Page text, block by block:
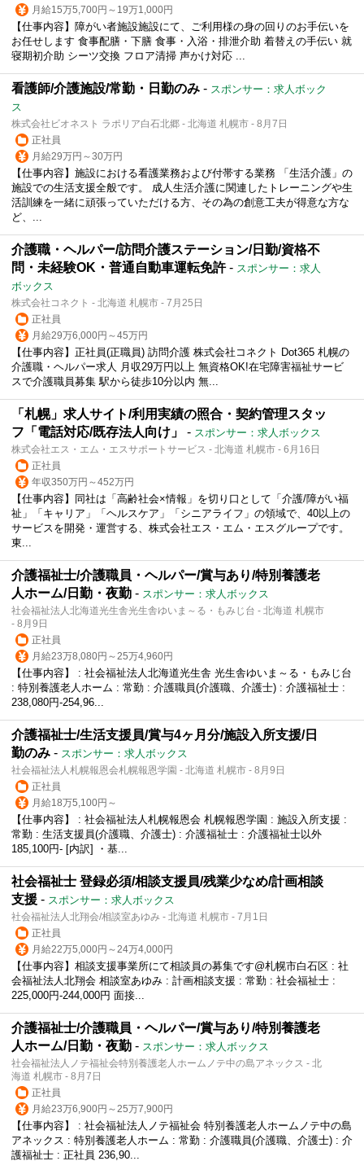
月給15万5,700円～19万1,000円
【仕事内容】障がい者施設施設にて、ご利用様の身の回りのお手伝いを
お任せします 食事配膳・下膳 食事・入浴・排泄介助 着替えの手伝い 就
寝期初介助 シーツ交換 フロア清掃 声かけ対応 ...
看護師/介護施設/常勤・日勤のみ - スポンサー：求人ボック
ス
株式会社ビオネスト ラポリア白石北郷 - 北海道 札幌市 - 8月7日
正社員
月給29万円～30万円
【仕事内容】施設における看護業務および付帯する業務 「生活介護」の
施設での生活支援全般です。 成人生活介護に関連したトレーニングや生
活訓練を一緒に頑張っていただける方、その為の創意工夫が得意な方な
ど、...
介護職・ヘルパー/訪問介護ステーション/日勤/資格不
問・未経験OK・普通自動車運転免許- スポンサー：求人
ボックス
株式会社コネクト - 北海道 札幌市 - 7月25日
正社員
月給29万6,000円～45万円
【仕事内容】正社員(正職員) 訪問介護 株式会社コネクト Dot365 札幌の
介護職・ヘルパー求人 月収29万円以上 無資格OK!在宅障害福祉サービ
スで介護職員募集 駅から徒歩10分以内 無...
「札幌」求人サイト/利用実績の照合・契約管理スタッ
フ「電話対応/既存法人向け」
- スポンサー：求人ボックス
株式会社エス・エム・エスサポートサービス - 北海道 札幌市 - 6月16日
正社員
年収350万円～452万円
【仕事内容】同社は「高齢社会×情報」を切り口として「介護/障がい福
祉」「キャリア」「ヘルスケア」「シニアライフ」の領域で、40以上の
サービスを開発・運営する、株式会社エス・エム・エスグループです。
東...
介護福祉士/介護職員・ヘルパー/賞与あり/特別養護老
人ホーム/日勤・夜勤 - スポンサー：求人ボックス
社会福祉法人北海道光生舎光生舎ゆいま～る・もみじ台 - 北海道 札幌市
- 8月9日
正社員
月給23万8,080円～25万4,960円
【仕事内容】 : 社会福祉法人北海道光生舎 光生舎ゆいま～る・もみじ台
: 特別養護老人ホーム : 常勤 : 介護職員(介護職、介護士) : 介護福祉士 :
238,080円-254,96...
介護福祉士/生活支援員/賞与4ヶ月分/施設入所支援/日
勤のみ - スポンサー：求人ボックス
社会福祉法人札幌報恩会札幌報恩学園 - 北海道 札幌市 - 8月9日
正社員
月給18万5,100円～
【仕事内容】 : 社会福祉法人札幌報恩会 札幌報恩学園 : 施設入所支援 :
常勤 : 生活支援員(介護職、介護士) : 介護福祉士 : 介護福祉士以外
185,100円- [内訳] ・基...
社会福祉士 登録必須/相談支援員/残業少なめ/計画相談
支援 - スポンサー：求人ボックス
社会福祉法人北翔会/相談室あゆみ - 北海道 札幌市 - 7月1日
正社員
月給22万5,000円～24万4,000円
【仕事内容】相談支援事業所にて相談員の募集です@札幌市白石区 : 社
会福祉法人北翔会 相談室あゆみ : 計画相談支援 : 常勤 : 社会福祉士 :
225,000円-244,000円 面接...
介護福祉士/介護職員・ヘルパー/賞与あり/特別養護老
人ホーム/日勤・夜勤 - スポンサー：求人ボックス
社会福祉法人ノテ福祉会特別養護老人ホームノテ中の島アネックス - 北
海道 札幌市 - 8月7日
正社員
月給23万6,900円～25万7,900円
【仕事内容】 : 社会福祉法人ノテ福祉会 特別養護老人ホームノテ中の島
アネックス : 特別養護老人ホーム : 常勤 : 介護職員(介護職、介護士) : 介
護福祉士 : 正社員 236,90...